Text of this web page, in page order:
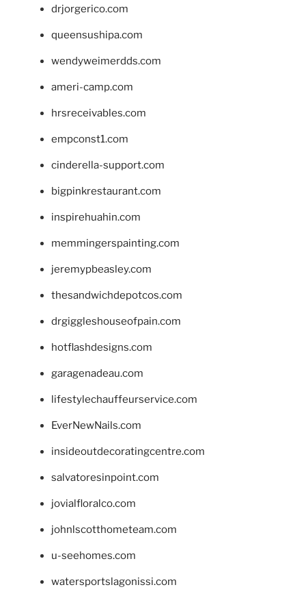
drjorgerico.com
queensushipa.com
wendyweimerdds.com
ameri-camp.com
hrsreceivables.com
empconst1.com
cinderella-support.com
bigpinkrestaurant.com
inspirehuahin.com
memmingerspainting.com
jeremypbeasley.com
thesandwichdepotcos.com
drgiggleshouseofpain.com
hotflashdesigns.com
garagenadeau.com
lifestylechauffeurservice.com
EverNewNails.com
insideoutdecoratingcentre.com
salvatoresinpoint.com
jovialfloralco.com
johnlscotthometeam.com
u-seehomes.com
watersportslagonissi.com